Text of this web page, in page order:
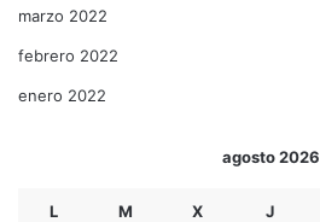
marzo 2022
febrero 2022
enero 2022
agosto 2026
L M X J